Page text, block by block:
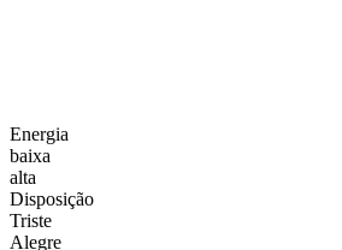
Energia
baixa
alta
Disposição
Triste
Alegre